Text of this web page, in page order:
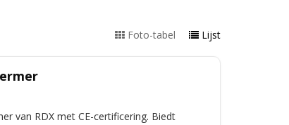
Foto-tabel Lijst
van RDX met CE-certificering. Biedt